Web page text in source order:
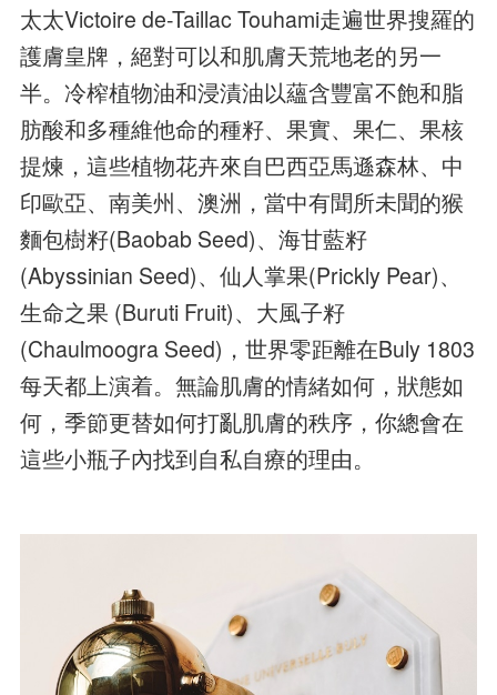
太太Victoire de-Taillac Touhami走遍世界搜羅的
護膚皇牌，絕對可以和肌膚天荒地老的另一
半。冷榨植物油和浸漬油以蘊含豐富不飽和脂
肪酸和多種維他命的種籽、果實、果仁、果核
提煉，這些植物花卉來自巴西亞馬遜森林、中
印歐亞、南美州、澳洲，當中有聞所未聞的猴
麵包樹籽(Baobab Seed)、海甘藍籽
(Abyssinian Seed)、仙人掌果(Prickly Pear)、
生命之果 (Buruti Fruit)、大風子籽
(Chaulmoogra Seed)，世界零距離在Buly 1803
每天都上演着。無論肌膚的情緒如何，狀態如
何，季節更替如何打亂肌膚的秩序，你總會在
這些小瓶子內找到自私自療的理由。